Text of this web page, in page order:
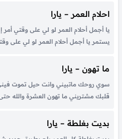
أنا أشوف نفسي في...
احلام العمر – يارا
يا أجمل أحلام العمر لو لي على وقتي أمر
يستمر يا أجمل أحلام العمر لو لي على
ما تهون – يارا
سوي روحك ماتبيني وانت حيل تموت
قلبك مشتريني ما تهون العشرة والله
تخفي حبك لا تقول...
بديت بغلطة – يارا